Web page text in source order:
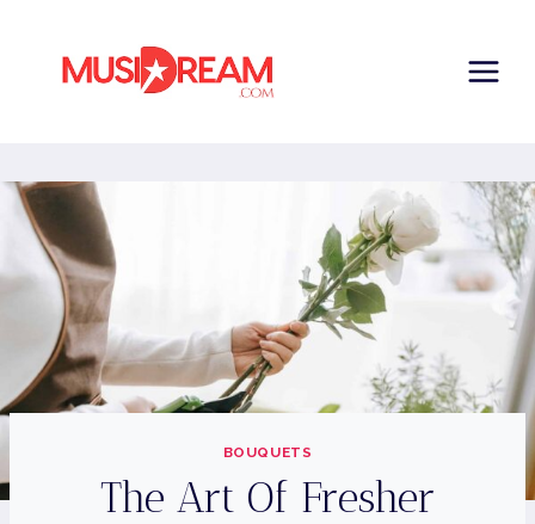
content
BOUQUETS
The Art Of Fresher